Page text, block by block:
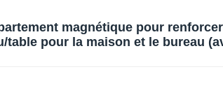
magnétique pour
table pour la maison et le bureau